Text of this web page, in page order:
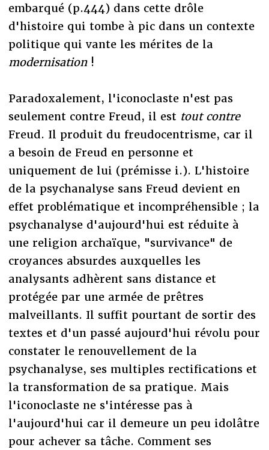
embarqué (p.444) dans cette drôle
d'histoire qui tombe à pic dans un contexte
politique qui vante les mérites de la
modernisation!
Paradoxalement, l'iconoclaste n'est pas
seulement contre Freud, il est tout contre
Freud. Il produit du freudocentrisme, car il
a besoin de Freud en personne et
uniquement de lui (prémisse i.). L'histoire
de la psychanalyse sans Freud devient en
effet problématique et incompréhensible ; la
psychanalyse d'aujourd'hui est réduite à
une religion archaïque, "survivance" de
croyances absurdes auxquelles les
analysants adhèrent sans distance et
protégée par une armée de prêtres
malveillants. Il suffit pourtant de sortir des
textes et d'un passé aujourd'hui révolu pour
constater le renouvellement de la
psychanalyse, ses multiples rectifications et
la transformation de sa pratique. Mais
l'iconoclaste ne s'intéresse pas à
l'aujourd'hui car il demeure un peu idolâtre
pour achever sa tâche. Comment ses